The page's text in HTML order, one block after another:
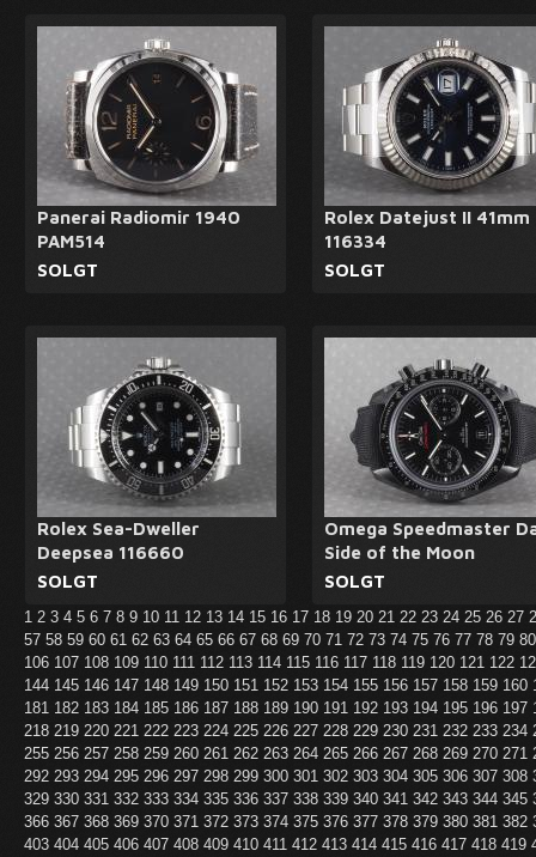
Panerai Radiomir 1940
PAM514
SOLGT
Rolex Datejust II 41mm
116334
SOLGT
Rolex Sea-Dweller
Deepsea 116660
SOLGT
Omega Speedmaster
Side of the Moon
SOLGT
1 2 3 4 5 6 7 8 9 10 11 12 13 14 15 16 17 18 19 20 21 22 23 24 25 26 27
57 58 59 60 61 62 63 64 65 66 67 68 69 70 71 72 73 74 75 76 77 78 79
106 107 108 109 110 111 112 113 114 115 116 117 118 119 120 121 122
144 145 146 147 148 149 150 151 152 153 154 155 156 157 158 159 160
181 182 183 184 185 186 187 188 189 190 191 192 193 194 195 196 197
218 219 220 221 222 223 224 225 226 227 228 229 230 231 232 233 234
255 256 257 258 259 260 261 262 263 264 265 266 267 268 269 270 271
292 293 294 295 296 297 298 299 300 301 302 303 304 305 306 307 308
329 330 331 332 333 334 335 336 337 338 339 340 341 342 343 344 345
366 367 368 369 370 371 372 373 374 375 376 377 378 379 380 381 382
403 404 405 406 407 408 409 410 411 412 413 414 415 416 417 418 419